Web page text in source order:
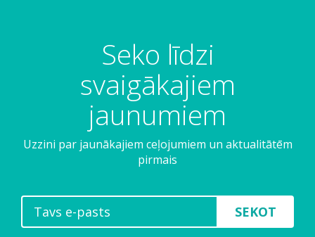
Seko līdzi
svaigākajiem
jaunumiem
Uzzini par jaunākajiem ceļojumiem un aktualitātēm
pirmais
SEKOT